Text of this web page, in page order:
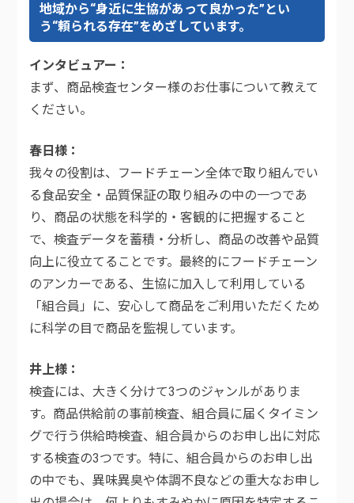
地域から“身近に生協があって良かった”とい
う“頼られる存在”をめざしています。
インタビュアー
まず、商品検査センター様のお仕事について教えて
ください。
春日様
我々の役割は、フードチェーン全体で取り組んでい
る食品安全・品質保証の取り組みの中の一つであ
り、商品の状態を科学的・客観的に把握すること
で、検査データを蓄積・分析し、商品の改善や品質
向上に役立てることです。最終的にフードチェーン
のアンカーである、生協に加入して利用している
「組合員」に、安心して商品をご利用いただくため
に科学の目で商品を監視しています。
井上様
検査には、大きく分けて3つのジャンルがありま
す。商品供給前の事前検査、組合員に届くタイミン
グで行う供給時検査、組合員からのお申し出に対応
する検査の3つです。特に、組合員からのお申し出
の中でも、異味異臭や体調不良などの重大なお申し